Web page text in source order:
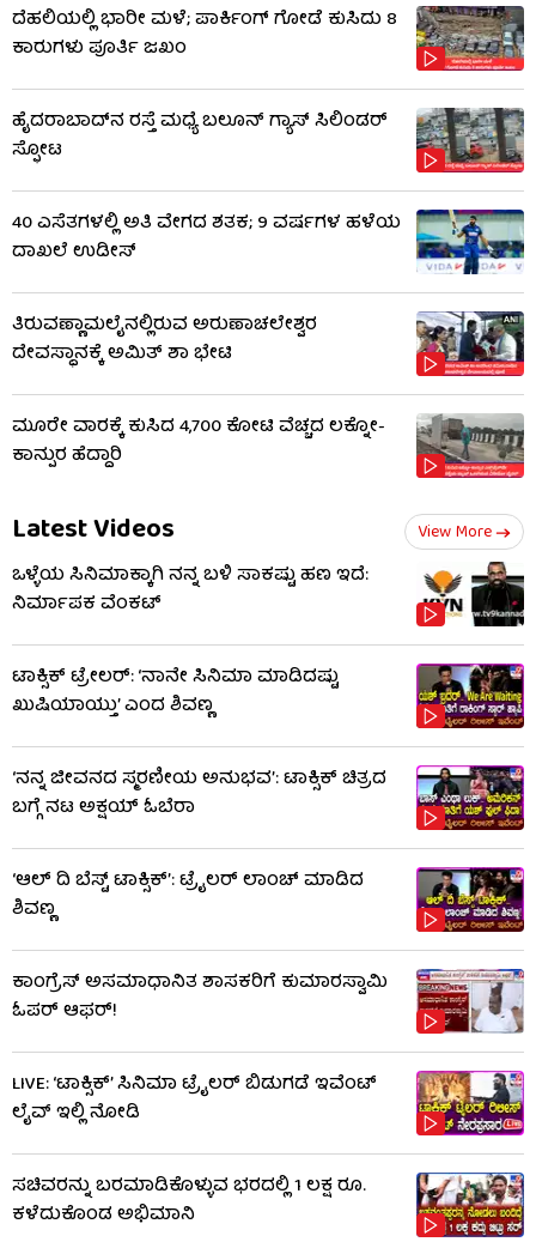
ದೆಹಲಿಯಲ್ಲಿ ಭಾರೀ ಮಳೆ; ಪಾರ್ಕಿಂಗ್ ಗೋಡೆ ಕುಸಿದು 8
ಕಾರುಗಳು ಪೂರ್ತಿ ಜಖಂ
ಹೈದರಾಬಾದ್​ನ ರಸ್ತೆ ಮಧ್ಯೆ ಬಲೂನ್ ಗ್ಯಾಸ್ ಸಿಲಿಂಡರ್
ಸ್ಫೋಟ
40 ಎಸೆತಗಳಲ್ಲಿ ಅತಿ ವೇಗದ ಶತಕ; 9 ವರ್ಷಗಳ ಹಳೆಯ
ದಾಖಲೆ ಉಡೀಸ್
ತಿರುವಣ್ಣಾಮಲೈನಲ್ಲಿರುವ ಅರುಣಾಚಲೇಶ್ವರ
ದೇವಸ್ಥಾನಕ್ಕೆ ಅಮಿತ್ ಶಾ ಭೇಟಿ
ಮೂರೇ ವಾರಕ್ಕೆ ಕುಸಿದ 4,700 ಕೋಟಿ ವೆಚ್ಚದ ಲಕ್ನೋ-
ಕಾನ್ಪುರ ಹೆದ್ದಾರಿ
Latest Videos View More
ಒಳ್ಳೆಯ ಸಿನಿಮಾಕ್ಕಾಗಿ ನನ್ನ ಬಳಿ ಸಾಕಷ್ಟು ಹಣ ಇದೆ:
ನಿರ್ಮಾಪಕ ವೆಂಕಟ್
ಟಾಕ್ಸಿಕ್ ಟ್ರೇಲರ್​: ‘ನಾನೇ ಸಿನಿಮಾ ಮಾಡಿದಷ್ಟು
ಖುಷಿಯಾಯ್ತು’ ಎಂದ ಶಿವಣ್ಣ
‘ನನ್ನ ಜೀವನದ ಸ್ಮರಣೀಯ ಅನುಭವ’: ಟಾಕ್ಸಿಕ್ ಚಿತ್ರದ
ಬಗ್ಗೆ ನಟ ಅಕ್ಷಯ್ ಓಬೆರಾ
‘ಆಲ್​ ದಿ ಬೆಸ್ಟ್​ ಟಾಕ್ಸಿಕ್’: ಟ್ರೈಲರ್​ ಲಾಂಚ್ ಮಾಡಿದ
ಶಿವಣ್ಣ
ಕಾಂಗ್ರೆಸ್ ಅಸಮಾಧಾನಿತ ಶಾಸಕರಿಗೆ ಕುಮಾರಸ್ವಾಮಿ
ಓಪರ್ ಆಫರ್!
LIVE: ‘ಟಾಕ್ಸಿಕ್’ ಸಿನಿಮಾ ಟ್ರೈಲರ್ ಬಿಡುಗಡೆ ಇವೆಂಟ್
ಲೈವ್ ಇಲ್ಲಿ ನೋಡಿ
ಸಚಿವರನ್ನು ಬರಮಾಡಿಕೊಳ್ಳುವ ಭರದಲ್ಲಿ 1 ಲಕ್ಷ ರೂ.
ಕಳೆದುಕೊಂಡ ಅಭಿಮಾನಿ